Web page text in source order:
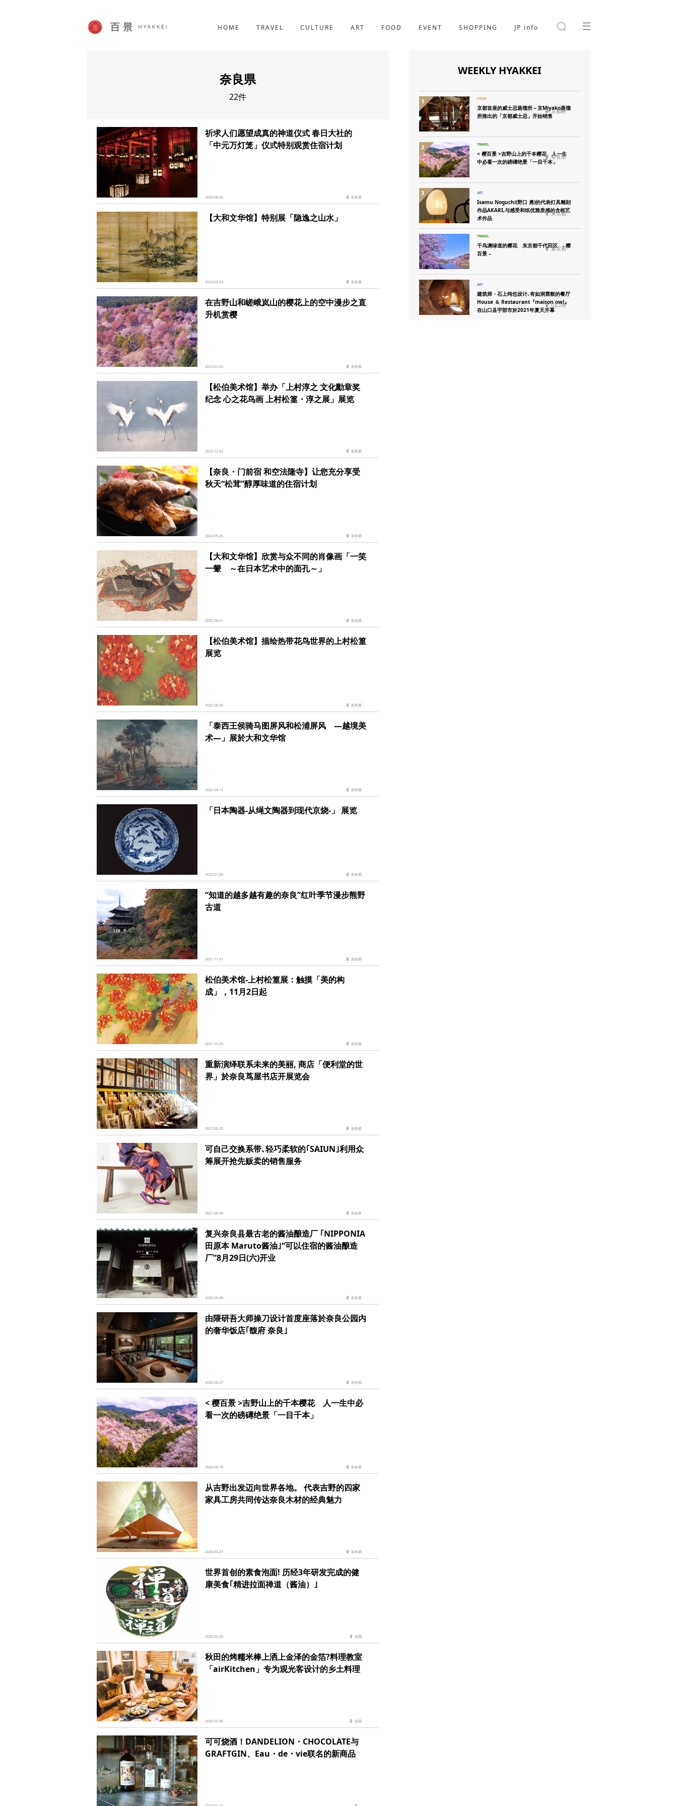
HOME TRAVEL CULTURE ART FOOD EVENT SHOPPING JP info
SHOPPING
JP info
奈良県
22件
祈求人们愿望成真的神道仪式 春日大社的
「中元万灯笼」仪式特别观赏住宿计划
2024.08.02 奈良県
【大和文华馆】特别展「隐逸之山水」
2023.03.23 奈良県
在吉野山和嵯峨岚山的樱花上的空中漫步之直
升机赏樱
2023.03.20 奈良県
【松伯美术馆】举办「上村淳之 文化勳章奖
纪念 心之花鸟画 上村松篁・淳之展」展览
2022.12.02 奈良県
【奈良・门前宿 和空法隆寺】让您充分享受
秋天“松茸”醇厚味道的住宿计划
2022.09.25 奈良県
【大和文华馆】欣赏与众不同的肖像画「一笑
一颦 ～在日本艺术中的面孔～」
2022.08.21 奈良県
【松伯美术馆】描绘热带花鸟世界的上村松篁
展览
2022.06.20 奈良県
「泰西王侯骑马图屏风和松浦屏风 ―越境美
术―」展於大和文华馆
2022.04.13 奈良県
「日本陶器-从绳文陶器到现代京烧-」 展览
2022.01.06 奈良県
“知道的越多越有趣的奈良”红叶季节漫步熊野
古道
2021.11.01 奈良県
松伯美术馆-上村松篁展：触摸「美的构
成」，11月2日起
2021.10.29 奈良県
重新演绎联系未来的美丽, 商店「便利堂的世
界」於奈良茑屋书店开展览会
2021.05.20 奈良県
可自己交换系带､轻巧柔软的｢SAIUN｣利用众
筹展开抢先贩卖的销售服务
2021.04.26 奈良県
复兴奈良县最古老的酱油酿造厂 ｢NIPPONIA
田原本 Maruto酱油｣“可以住宿的酱油酿造
厂”8月29日(六)开业
2020.09.08 奈良県
由隈研吾大师操刀设计首度座落於奈良公园内
的奢华饭店｢馥府 奈良｣
2020.06.27 奈良県
< 樱百景 >吉野山上的千本樱花 人一生中必
看一次的磅礡绝景「一目千本」
2020.04.16 奈良県
从吉野出发迈向世界各地。 代表吉野的四家
家具工房共同传达奈良木材的经典魅力
2020.03.27 奈良県
世界首创的素食泡面! 历经3年研发完成的健
康美食｢精进拉面禅道（酱油）｣
2020.02.20 全国
秋田的烤糯米棒上洒上金泽的金箔?料理教室
「airKitchen」专为观光客设计的乡土料理
2020.02.06 全国
可可烧酒！DANDELION・CHOCOLATE与
GRAFTGIN、Eau・de・vie联名的新商品
WEEKLY HYAKKEI
京都首座的威士忌蒸馏所～京Miyako蒸馏
所推出的「京都威士忌」开始销售
京都府
< 樱百景 >吉野山上的千本樱花 人一生
中必看一次的磅礡绝景「一目千本」
奈良県
Isamu Noguchi(野口 勇)的代表灯具雕刻
作品AKARI,与感受和纸优雅质感的含框艺
术作品
東京都
千鸟渊绿道的樱花 东京都千代田区 - 樱
百景 –
東京都
建筑师・石上纯也设计､有如洞窟般的餐厅
House ＆ Restaurant『maison owl』
在山口县宇部市於2021年夏天开幕
山口県